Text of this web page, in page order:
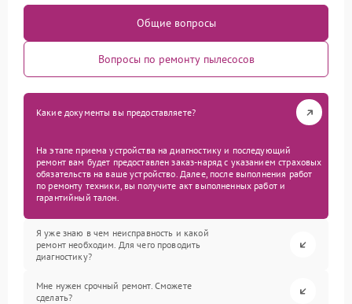
Общие вопросы
Вопросы по ремонту пылесосов
Какие документы вы предоставляете?
На этапе приема устройства на диагностику и последующий
ремонт вам будет предоставлен заказ-наряд с указанием страховых
обязательств на ваше устройство. Далее, после выполнения работ
по ремонту техники, вы получите акт выполненных работ и
гарантийный талон.
Я уже знаю в чем неисправность и какой
ремонт необходим. Для чего проводить
диагностику?
Мне нужен срочный ремонт. Сможете
сделать?